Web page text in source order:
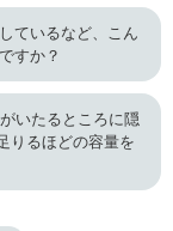
ているなど、こん
すか？
いたるところに隠
りるほどの容量を